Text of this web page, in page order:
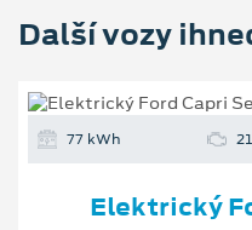
Další vozy
77 kWh
Elektrický